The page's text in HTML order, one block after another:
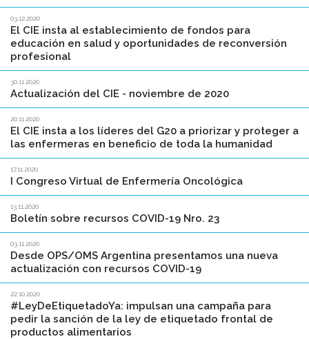
03.12.2020
El CIE insta al establecimiento de fondos para
educación en salud y oportunidades de reconversión
profesional
30.11.2020
Actualización del CIE - noviembre de 2020
20.11.2020
El CIE insta a los líderes del G20 a priorizar y proteger a
las enfermeras en beneficio de toda la humanidad
17.11.2020
I Congreso Virtual de Enfermería Oncológica
13.11.2020
Boletín sobre recursos COVID-19 Nro. 23
03.11.2020
Desde OPS/OMS Argentina presentamos una nueva
actualización con recursos COVID-19
22.10.2020
#LeyDeEtiquetadoYa: impulsan una campaña para
pedir la sanción de la ley de etiquetado frontal de
productos alimentarios